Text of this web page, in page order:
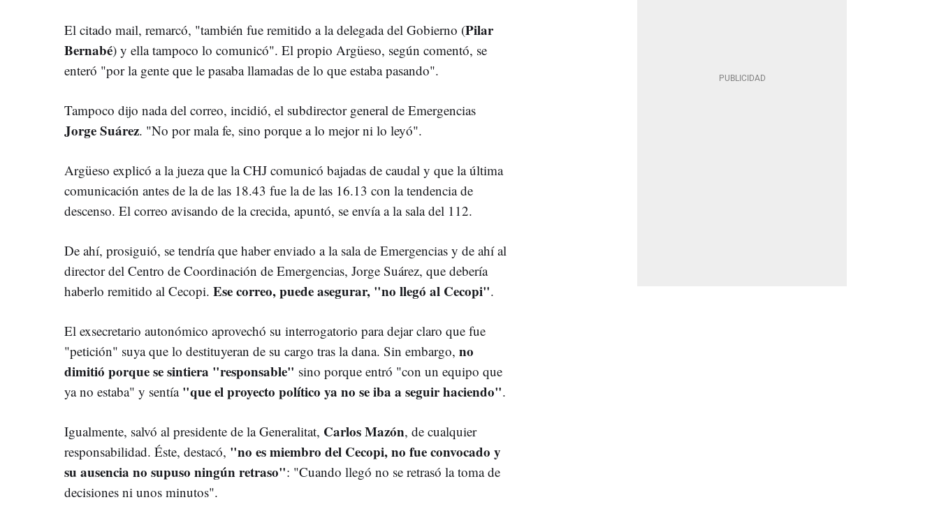
El citado mail, remarcó, "también fue remitido a la delegada del Gobierno (Pilar
Bernabé) y ella tampoco lo comunicó". El propio Argüeso, según comentó, se
enteró "por la gente que le pasaba llamadas de lo que estaba pasando".
Tampoco dijo nada del correo, incidió, el subdirector general de Emergencias
Jorge Suárez. "No por mala fe, sino porque a lo mejor ni lo leyó".
Argüeso explicó a la jueza que la CHJ comunicó bajadas de caudal y que la última
comunicación antes de la de las 18.43 fue la de las 16.13 con la tendencia de
descenso. El correo avisando de la crecida, apuntó, se envía a la sala del 112.
De ahí, prosiguió, se tendría que haber enviado a la sala de Emergencias y de ahí al
director del Centro de Coordinación de Emergencias, Jorge Suárez, que debería
haberlo remitido al Cecopi. Ese correo, puede asegurar, "no llegó al Cecopi".
El exsecretario autonómico aprovechó su interrogatorio para dejar claro que fue
"petición" suya que lo destituyeran de su cargo tras la dana. Sin embargo, no
dimitió porque se sintiera "responsable" sino porque entró "con un equipo que
ya no estaba" y sentía "que el proyecto político ya no se iba a seguir haciendo".
Igualmente, salvó al presidente de la Generalitat, Carlos Mazón, de cualquier
responsabilidad. Éste, destacó, "no es miembro del Cecopi, no fue convocado y
su ausencia no supuso ningún retraso": "Cuando llegó no se retrasó la toma de
decisiones ni unos minutos".